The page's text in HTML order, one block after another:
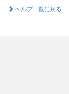
ヘルプ一覧に戻る